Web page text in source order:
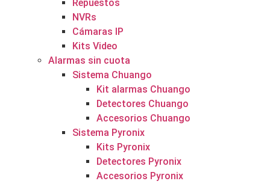
Repuestos
NVRs
Cámaras IP
Kits Video
Alarmas sin cuota
Sistema Chuango
Kit alarmas Chuango
Detectores Chuango
Accesorios Chuango
Sistema Pyronix
Kits Pyronix
Detectores Pyronix
Accesorios Pyronix